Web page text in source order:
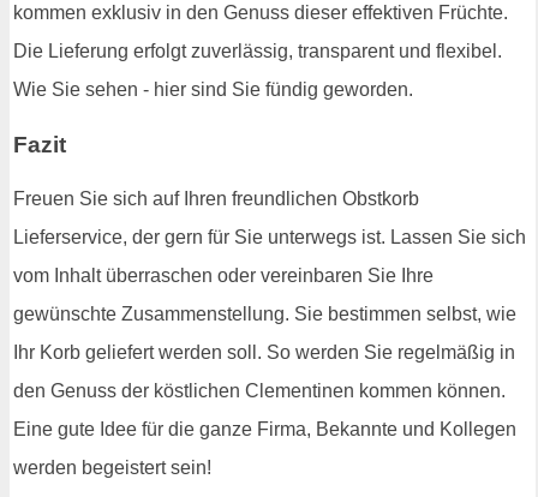
kommen exklusiv in den Genuss dieser effektiven Früchte.
Die Lieferung erfolgt zuverlässig, transparent und flexibel.
Wie Sie sehen - hier sind Sie fündig geworden.
Fazit
Freuen Sie sich auf Ihren freundlichen Obstkorb
Lieferservice, der gern für Sie unterwegs ist. Lassen Sie sich
vom Inhalt überraschen oder vereinbaren Sie Ihre
gewünschte Zusammenstellung. Sie bestimmen selbst, wie
Ihr Korb geliefert werden soll. So werden Sie regelmäßig in
den Genuss der köstlichen Clementinen kommen können.
Eine gute Idee für die ganze Firma, Bekannte und Kollegen
werden begeistert sein!